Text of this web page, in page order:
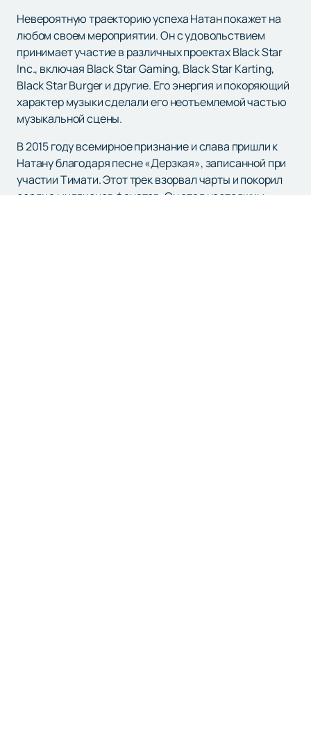
Невероятную траекторию успеха Натан покажет на
любом своем мероприятии. Он с удовольствием
принимает участие в различных проектах Black Star
Inc., включая Black Star Gaming, Black Star Karting,
Black Star Burger и другие. Его энергия и покоряющий
характер музыки сделали его неотъемлемой частью
музыкальной сцены.
В 2015 году всемирное признание и слава пришли к
Натану благодаря песне «Дерзкая», записанной при
участии Тимати. Этот трек взорвал чарты и покорил
сердца миллионов фанатов. Он стал настоящим